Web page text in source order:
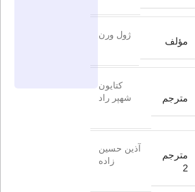
مؤلف
ژول ورن
مترجم
کتایون
شهپر راد
مترجم
2
آذین حسین
زاده